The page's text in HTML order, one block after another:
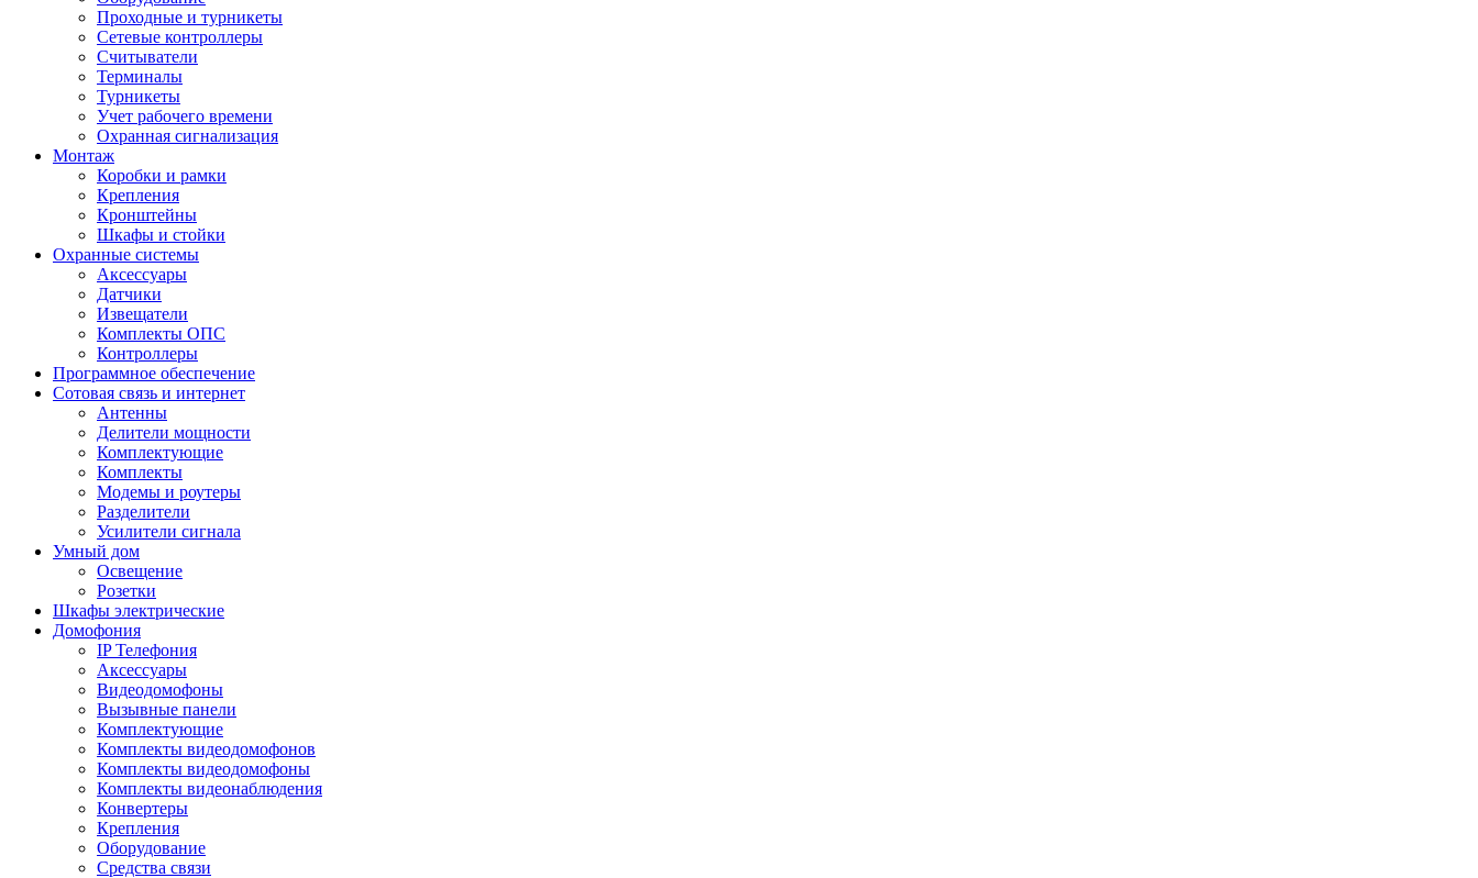
Проходные и турникеты
Сетевые контроллеры
Считыватели
Терминалы
Турникеты
Учет рабочего времени
Охранная сигнализация
Монтаж
Коробки и рамки
Крепления
Кронштейны
Шкафы и стойки
Охранные системы
Аксессуары
Датчики
Извещатели
Комплекты ОПС
Контроллеры
Программное обеспечение
Сотовая связь и интернет
Антенны
Делители мощности
Комплектующие
Комплекты
Модемы и роутеры
Разделители
Усилители сигнала
Умный дом
Освещение
Розетки
Шкафы электрические
Домофония
IP Телефония
Аксессуары
Видеодомофоны
Вызывные панели
Комплектующие
Комплекты видеодомофонов
Комплекты видеодомофоны
Комплекты видеонаблюдения
Конвертеры
Крепления
Оборудование
Средства связи